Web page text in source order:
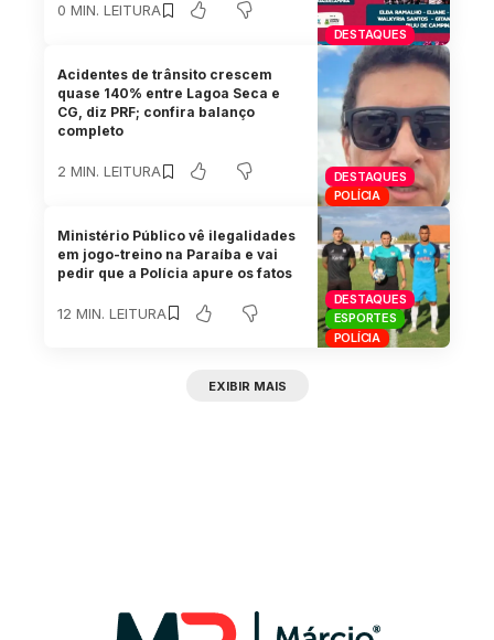
DESTAQUES
0 MIN. LEITURA
DESTAQUES
POLÍCIA
Acidentes de trânsito crescem
quase 140% entre Lagoa Seca e
CG, diz PRF; confira balanço
completo
2 MIN. LEITURA
DESTAQUES
ESPORTES
POLÍCIA
Ministério Público vê ilegalidades
em jogo-treino na Paraíba e vai
pedir que a Polícia apure os fatos
12 MIN. LEITURA
EXIBIR MAIS